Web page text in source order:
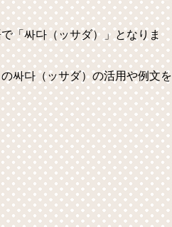
「싸다（ッサダ）」となりま
싸다（ッサダ）の活用や例文を